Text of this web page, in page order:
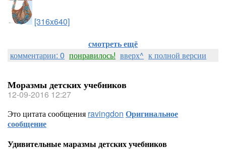
[316x640]
смотреть ещё
комментарии: 0 понравилось! вверх^ к полной версии
Моразмы детских учебников
12-09-2016 12:27
Это цитата сообщения ravingdon Оригинальное
сообщение
Удивительные маразмы детских учебников